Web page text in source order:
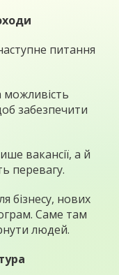
питання
можливість
забезпечити
вакансії, а й
перевагу.
бізнесу, нових
Саме там
людей.